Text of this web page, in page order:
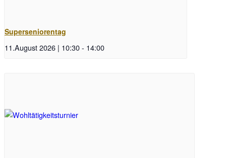
Superseniorentag
11.August 2026 | 10:30- 14:00